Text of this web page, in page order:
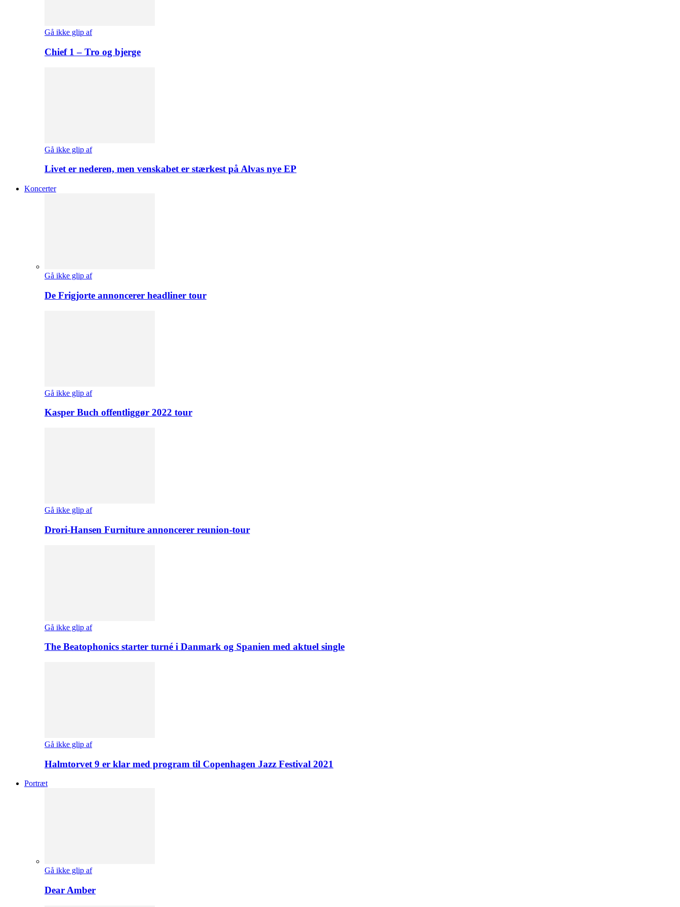
Gå ikke glip af
Chief 1 – Tro og bjerge
Gå ikke glip af
Livet er nederen, men venskabet er stærkest på Alvas nye EP
Koncerter
Gå ikke glip af
De Frigjorte annoncerer headliner tour
Gå ikke glip af
Kasper Buch offentliggør 2022 tour
Gå ikke glip af
Drori-Hansen Furniture annoncerer reunion-tour
Gå ikke glip af
The Beatophonics starter turné i Danmark og Spanien med aktuel single
Gå ikke glip af
Halmtorvet 9 er klar med program til Copenhagen Jazz Festival 2021
Portræt
Gå ikke glip af
Dear Amber